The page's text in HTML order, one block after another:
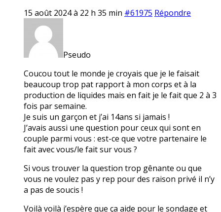
15 août 2024 à 22 h 35 min #61975 Répondre
Pseudo
Coucou tout le monde je croyais que je le faisait
beaucoup trop pat rapport à mon corps et à la
production de liquides mais en fait je le fait que 2 à 3
fois par semaine.
Je suis un garçon et j’ai 14ans si jamais !
J’avais aussi une question pour ceux qui sont en
couple parmi vous : est-ce que votre partenaire le
fait avec vous/le fait sur vous ?
Si vous trouver la question trop gênante ou que
vous ne voulez pas y rep pour des raison privé il n’y
a pas de soucis !
Voilà voilà j’espère que ça aide pour le sondage et